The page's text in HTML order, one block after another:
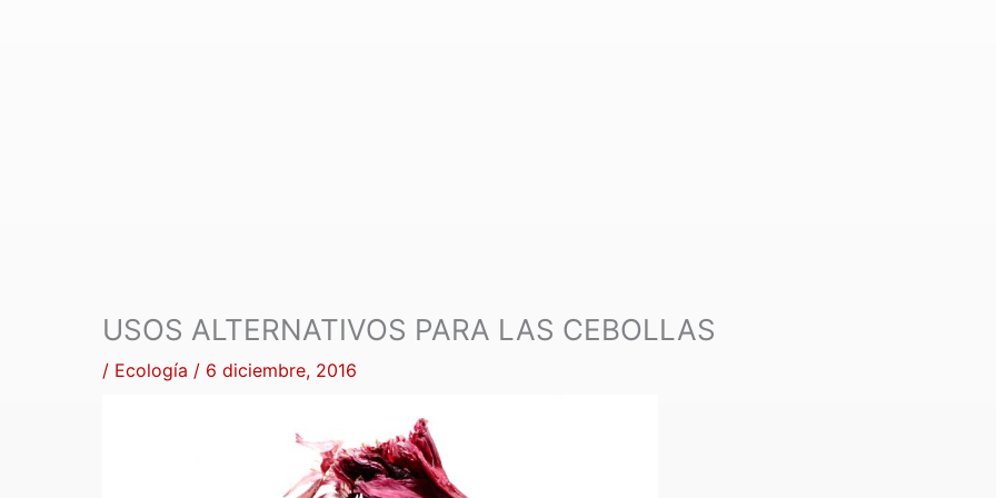
USOS ALTERNATIVOS PARA LAS CEBOLLAS
/ Ecología / 6 diciembre, 2016